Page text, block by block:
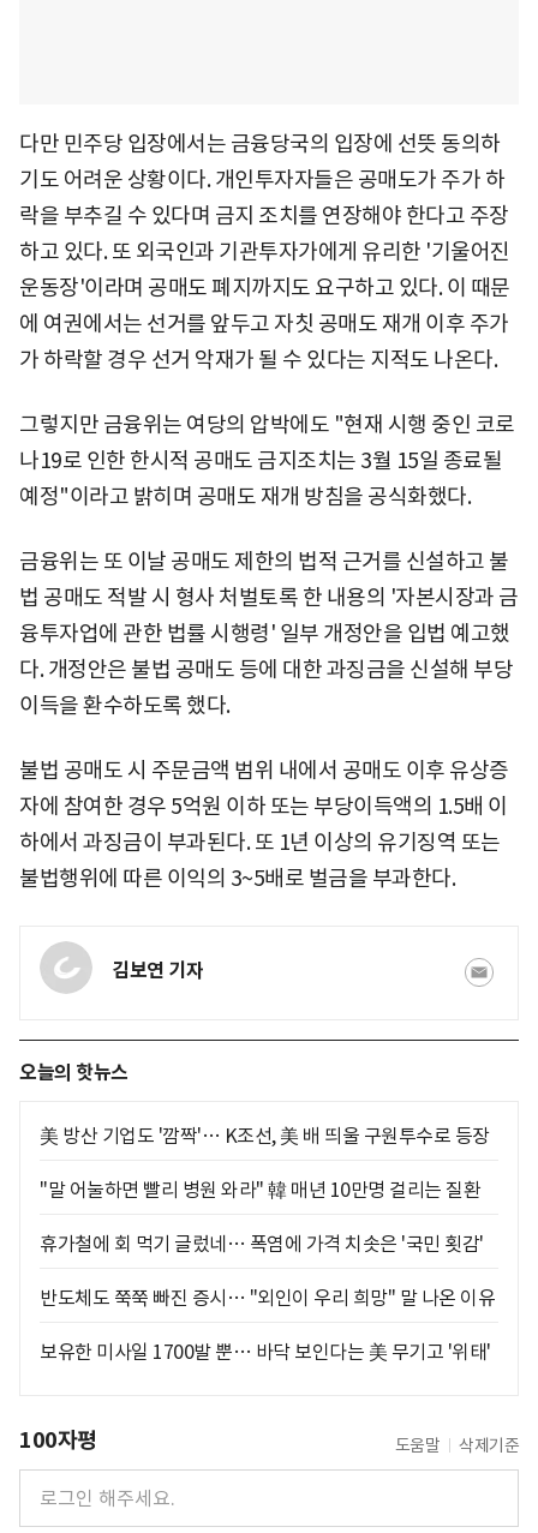
다만 민주당 입장에서는 금융당국의 입장에 선뜻 동의하
기도 어려운 상황이다. 개인투자자들은 공매도가 주가 하
락을 부추길 수 있다며 금지 조치를 연장해야 한다고 주장
하고 있다. 또 외국인과 기관투자가에게 유리한 '기울어진
운동장'이라며 공매도 폐지까지도 요구하고 있다. 이 때문
에 여권에서는 선거를 앞두고 자칫 공매도 재개 이후 주가
가 하락할 경우 선거 악재가 될 수 있다는 지적도 나온다.
그렇지만 금융위는 여당의 압박에도 "현재 시행 중인 코로
나19로 인한 한시적 공매도 금지조치는 3월 15일 종료될
예정"이라고 밝히며 공매도 재개 방침을 공식화했다.
금융위는 또 이날 공매도 제한의 법적 근거를 신설하고 불
법 공매도 적발 시 형사 처벌토록 한 내용의 '자본시장과 금
융투자업에 관한 법률 시행령' 일부 개정안을 입법 예고했
다. 개정안은 불법 공매도 등에 대한 과징금을 신설해 부당
이득을 환수하도록 했다.
불법 공매도 시 주문금액 범위 내에서 공매도 이후 유상증
자에 참여한 경우 5억원 이하 또는 부당이득액의 1.5배 이
하에서 과징금이 부과된다. 또 1년 이상의 유기징역 또는
불법행위에 따른 이익의 3~5배로 벌금을 부과한다.
김보연 기자
오늘의 핫뉴스
美 방산 기업도 '깜짝'… K조선, 美 배 띄울 구원투수로 등장
"말 어눌하면 빨리 병원 와라" 韓 매년 10만명 걸리는 질환
휴가철에 회 먹기 글렀네… 폭염에 가격 치솟은 '국민 횟감'
반도체도 쭉쭉 빠진 증시… "외인이 우리 희망" 말 나온 이유
보유한 미사일 1700발 뿐… 바닥 보인다는 美 무기고 '위태'
100자평 도움말 삭제기준